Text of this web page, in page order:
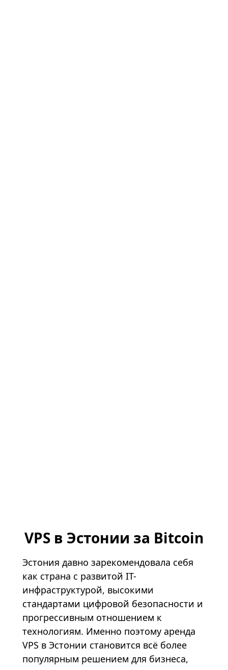
VPS в Эстонии за Bitcoin
Эстония давно зарекомендовала себя
как страна с развитой IT-
инфраструктурой, высокими
стандартами цифровой безопасности и
прогрессивным отношением к
технологиям. Именно поэтому аренда
VPS в Эстонии становится всё более
популярным решением для бизнеса,